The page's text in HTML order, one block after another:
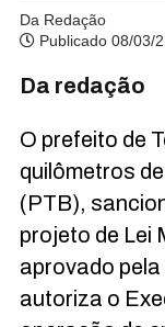
Da Redação
Publicado 08/03/
Da redação
O prefeito de
quilômetros
(PTB),
projeto de Lei
aprovado
autoriza o